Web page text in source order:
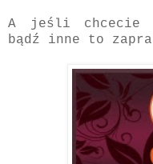
A jeśli chcecie
bądź inne to